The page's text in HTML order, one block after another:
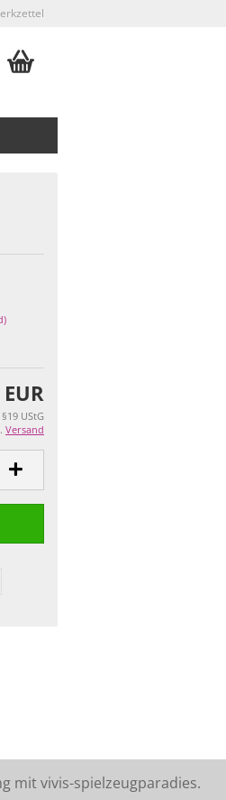
UStG
Versand
mit vivis-spielzeugparadies.